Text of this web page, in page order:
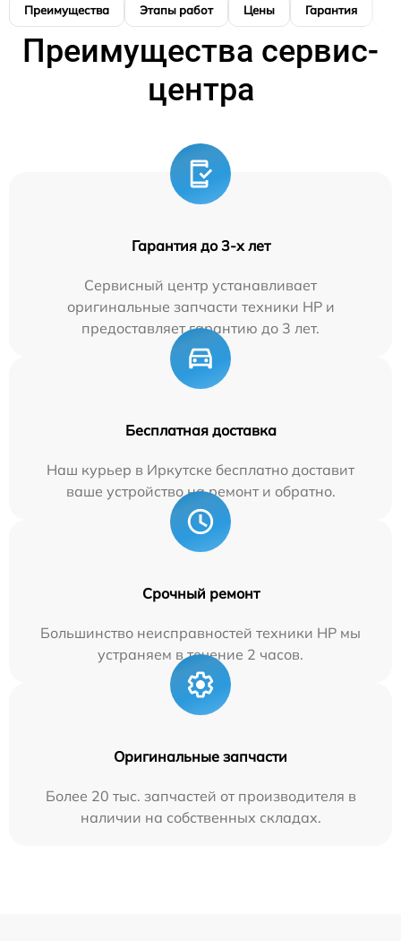
Преимущества Этапы работ Цены Гарантия
Преимущества сервис-
центра
Гарантия до 3-х лет
Сервисный центр устанавливает
оригинальные запчасти техники HP и
предоставляет гарантию до 3 лет.
Бесплатная доставка
Наш курьер в Иркутске бесплатно доставит
ваше устройство на ремонт и обратно.
Срочный ремонт
Большинство неисправностей техники HP мы
устраняем в течение 2 часов.
Оригинальные запчасти
Более 20 тыс. запчастей от производителя в
наличии на собственных складах.